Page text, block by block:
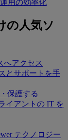
用の効率化
の人気ソ
へアクセス
とサポートを手
保護する
イアントの IT を
テクノロジー